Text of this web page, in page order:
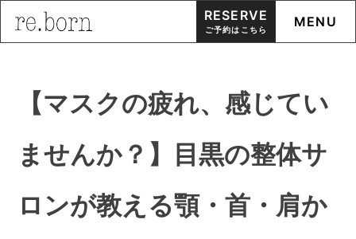
content
RESERVE
ご予約はこちら MENU
【マスクの疲れ、感じてい
ませんか？】目黒の整体サ
ロンが教える顎・首・肩か